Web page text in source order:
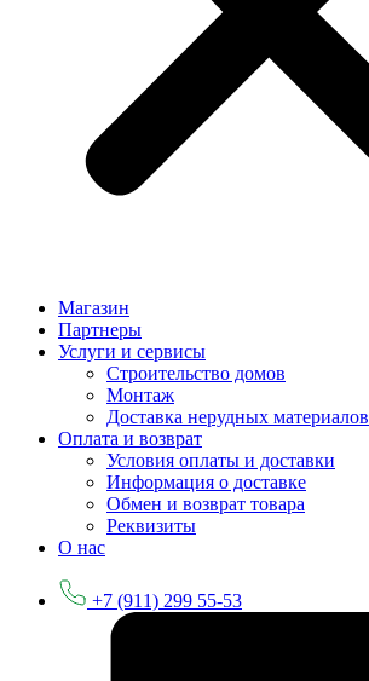
Магазин
Партнеры
Услуги и сервисы
Строительство домов
Монтаж
Доставка нерудных материалов
Оплата и возврат
Условия оплаты и доставки
Информация о доставке
Обмен и возврат товара
Реквизиты
О нас
+7 (911) 299 55-53